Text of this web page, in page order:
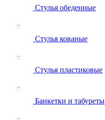
Стулья обеденные
Стулья кованые
Стулья пластиковые
Банкетки и табуреты